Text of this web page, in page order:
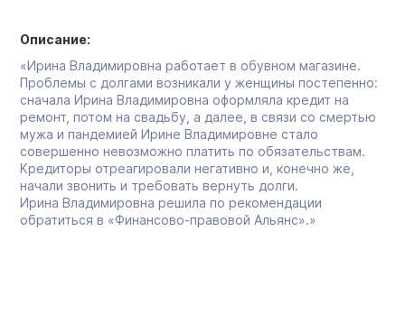
Описание:
«Ирина Владимировна работает в обувном магазине.
Проблемы с долгами возникали у женщины постепенно:
сначала Ирина Владимировна оформляла кредит на
ремонт, потом на свадьбу, а далее, в связи со смертью
мужа и пандемией Ирине Владимировне стало
совершенно невозможно платить по обязательствам.
Кредиторы отреагировали негативно и, конечно же,
начали звонить и требовать вернуть долги.
Ирина Владимировна решила по рекомендации
обратиться в «Финансово-правовой Альянс».»